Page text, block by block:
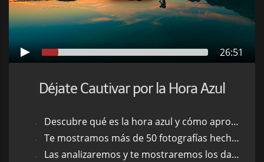
26:51
Déjate Cautivar por la Hora Azul
Descubre qué es la hora azul y cómo aprovecharla en tus fotografías
Te mostramos más de 50 fotografías hechas en hora azul para que te inspires
Las analizaremos y te mostraremos los datos exif de cada una